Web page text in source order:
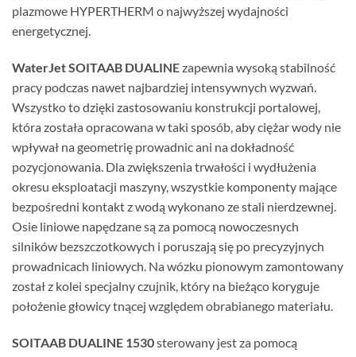
plazmowe HYPERTHERM o najwyższej wydajności
energetycznej.
WaterJet SOITAAB DUALINEzapewnia wysoką stabilność
pracy podczas nawet najbardziej intensywnych wyzwań.
Wszystko to dzięki zastosowaniu konstrukcji portalowej,
która została opracowana w taki sposób, aby ciężar wody nie
wpływał na geometrię prowadnic ani na dokładność
pozycjonowania. Dla zwiększenia trwałości i wydłużenia
okresu eksploatacji maszyny, wszystkie komponenty mające
bezpośredni kontakt z wodą wykonano ze stali nierdzewnej.
Osie liniowe napędzane są za pomocą nowoczesnych
silników bezszczotkowych i poruszają się po precyzyjnych
prowadnicach liniowych. Na wózku pionowym zamontowany
został z kolei specjalny czujnik, który na bieżąco koryguje
położenie głowicy tnącej względem obrabianego materiału.
SOITAAB DUALINE 1530sterowany jest za pomocą